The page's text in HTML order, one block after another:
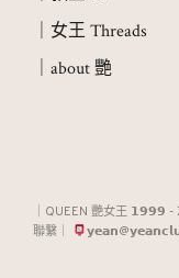
｜女王 Threads
｜about 艷
｜QUEEN 艷女王
聯繫｜